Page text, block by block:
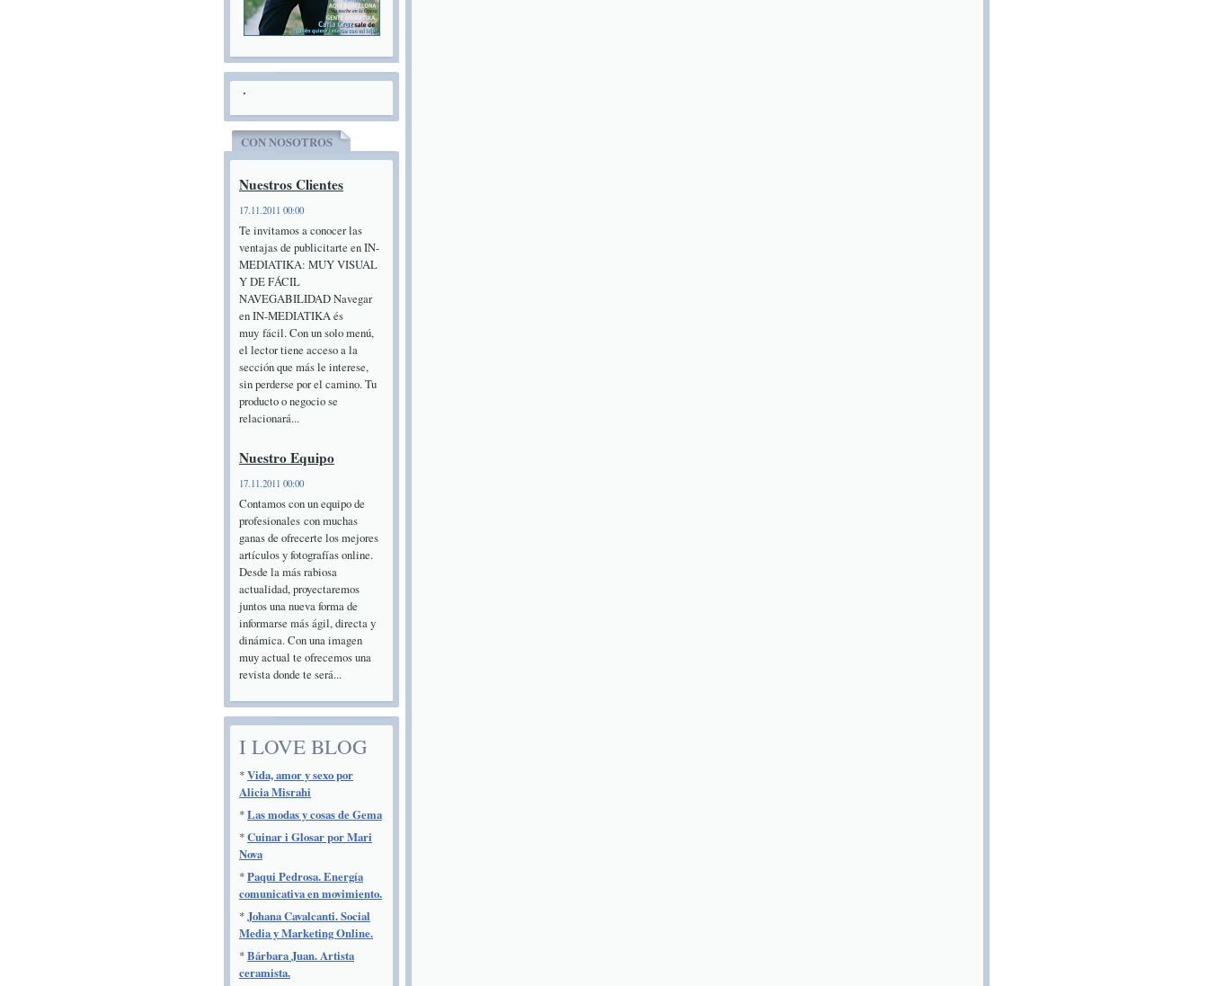
CON NOSOTROS
Nuestros Clientes
17.11.2011 00:00
Te invitamos a conocer las
ventajas de publicitarte en IN-
MEDIATIKA: MUY VISUAL
Y DE FÁCIL
NAVEGABILIDAD Navegar
en IN-MEDIATIKA és
muy fácil. Con un solo menú,
el lector tiene acceso a la
sección que más le interese,
sin perderse por el camino. Tu
producto o negocio se
relacionará...
Nuestro Equipo
17.11.2011 00:00
Contamos con un equipo de
profesionales con muchas
ganas de ofrecerte los mejores
artículos y fotografías online.
Desde la más rabiosa
actualidad, proyectaremos
juntos una nueva forma de
informarse más ágil, directa y
dinámica. Con una imagen
muy actual te ofrecemos una
revista donde te será...
I LOVE BLOG
*Vida, amor y sexo por
Alicia Misrahi
*Las modas y cosas de Gema
*Cuinar i Glosar por Mari
Nova
*Paqui Pedrosa. Energía
comunicativa en movimiento.
*Johana Cavalcanti. Social
Media y Marketing Online.
*Bárbara Juan. Artista
ceramista.